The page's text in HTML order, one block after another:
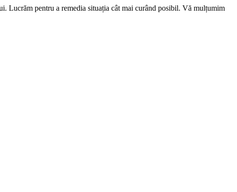
Lucrăm pentru a remedia situația cât mai curând posibil. Vă mulțumim